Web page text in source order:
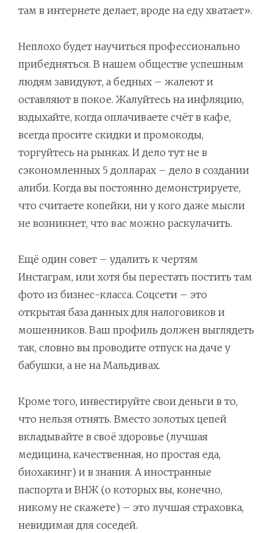
там в интернете делает, вроде на еду хватает».
Неплохо будет научиться профессионально
прибедняться. В нашем обществе успешным
людям завидуют, а бедных – жалеют и
оставляют в покое. Жалуйтесь на инфляцию,
вздыхайте, когда оплачиваете счёт в кафе,
всегда просите скидки и промокоды,
торгуйтесь на рынках. И дело тут не в
сэкономленных 5 долларах – дело в создании
алиби. Когда вы постоянно демонстрируете,
что считаете копейки, ни у кого даже мысли
не возникнет, что вас можно раскулачить.
Ещё один совет – удалить к чертям
Инстаграм, или хотя бы перестать постить там
фото из бизнес-класса. Соцсети – это
открытая база данных для налоговиков и
мошенников. Ваш профиль должен выглядеть
так, словно вы проводите отпуск на даче у
бабушки, а не на Мальдивах.
Кроме того, инвестируйте свои деньги в то,
что нельзя отнять. Вместо золотых цепей
вкладывайте в своё здоровье (лучшая
медицина, качественная, но простая еда,
биохакинг) и в знания. А иностранные
паспорта и ВНЖ (о которых вы, конечно,
никому не скажете) – это лучшая страховка,
невидимая для соседей.